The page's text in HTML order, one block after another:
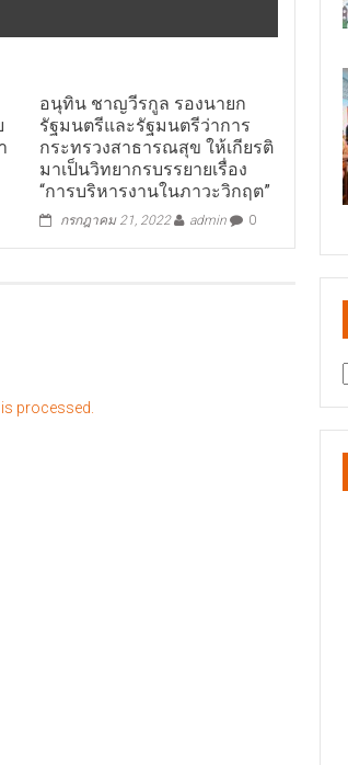
อนุทิน ชาญวีรกูล รองนายก
รัฐมนตรีและรัฐมนตรีว่าการ
กระทรวงสาธารณสุข ให้เกียรติ
มาเป็นวิทยากรบรรยายเรื่อง
“การบริหารงานในภาวะวิกฤต”
กรกฎาคม 21, 2022 admin 0
processed.